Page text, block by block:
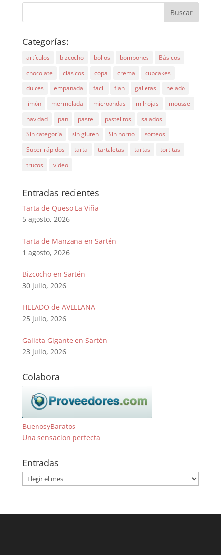
Categorías:
artículos bizcocho bollos bombones
Básicos
chocolate
clásicos copa crema
cupcakes
dulces
empanada facil flan galletas
helado
limón
mermelada microondas milhojas
mousse
navidad
pan pastel pastelitos
salados
Sin categoría
sin gluten Sin horno
sorteos
Super rápidos
tarta tartaletas tartas
tortitas
trucos
video
Entradas recientes
Tarta de Queso La Viña
5 agosto, 2026
Tarta de Manzana en Sartén
1 agosto, 2026
Bizcocho en Sartén
30 julio, 2026
HELADO de AVELLANA
25 julio, 2026
Galleta Gigante en Sartén
23 julio, 2026
Colabora
BuenosyBaratos
Una sensacion perfecta
Entradas
Entradas